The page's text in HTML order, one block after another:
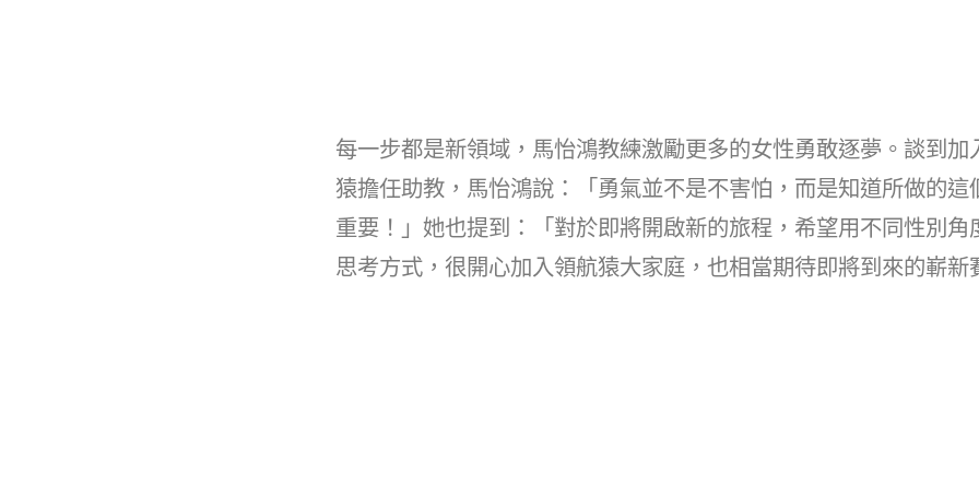
每一步都是新領域，馬怡鴻教練激勵更多的女性勇敢逐夢。談到加
猿擔任助教，馬怡鴻說：「勇氣並不是不害怕，而是知道所做的這
重要！」她也提到：「對於即將開啟新的旅程，希望用不同性別角
思考方式，很開心加入領航猿大家庭，也相當期待即將到來的嶄新